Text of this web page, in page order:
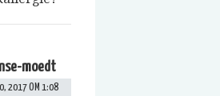
moedt
2017 OM 1:08